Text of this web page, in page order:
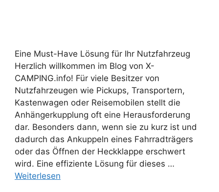
Eine Must-Have Lösung für Ihr Nutzfahrzeug
Herzlich willkommen im Blog von X-
CAMPING.info! Für viele Besitzer von
Nutzfahrzeugen wie Pickups, Transportern,
Kastenwagen oder Reisemobilen stellt die
Anhängerkupplung oft eine Herausforderung
dar. Besonders dann, wenn sie zu kurz ist und
dadurch das Ankuppeln eines Fahrradträgers
oder das Öffnen der Heckklappe erschwert
wird. Eine effiziente Lösung für dieses …
Weiterlesen